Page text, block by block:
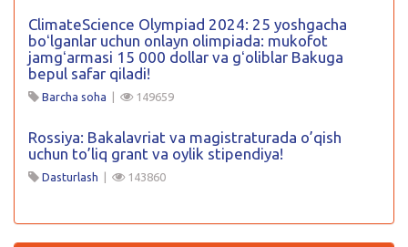
ClimateScience Olympiad 2024: 25 yoshgacha
boʻlganlar uchun onlayn olimpiada: mukofot
jamgʻarmasi 15 000 dollar va gʻoliblar Bakuga
bepul safar qiladi!
Barcha soha | 149659
Rossiya: Bakalavriat va magistraturada o’qish
uchun to’liq grant va oylik stipendiya!
Dasturlash | 143860